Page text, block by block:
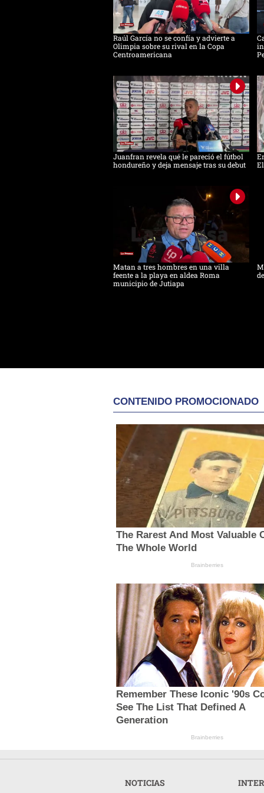
Raúl García no se confía y advierte a
Olimpia sobre su rival en la Copa
Centroamericana
Juanfran revela qué le pareció el fútbol
hondureño y deja mensaje tras su debut
Matan a tres hombres en una villa
feente a la playa en aldea Roma
municipio de Jutiapa
CONTENIDO PROMOCIONADO
The Rarest And Most Valuable
The Whole World
Brainberries
Remember These Iconic '90s
See The List That Defined A
Generation
Brainberries
NOTICIAS